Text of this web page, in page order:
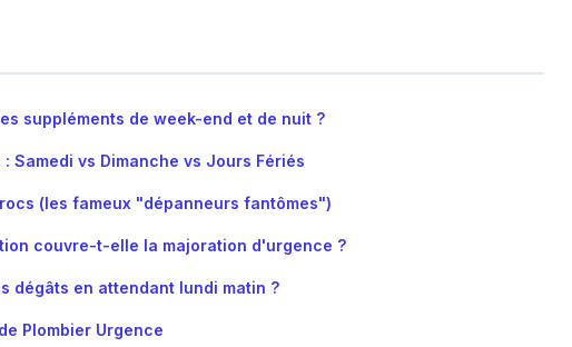
suppléments de week-end et de nuit ?
Samedi vs Dimanche vs Jours Fériés
(les fameux "dépanneurs fantômes")
couvre-t-elle la majoration d'urgence ?
dégâts en attendant lundi matin ?
Plombier Urgence